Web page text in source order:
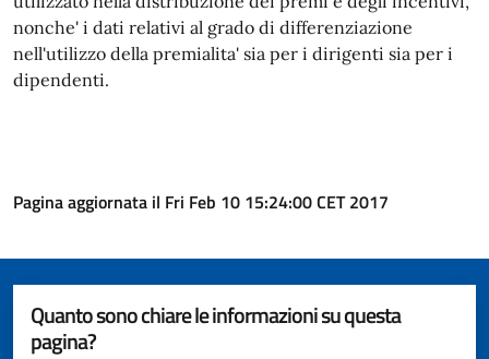
nonche' i dati relativi al grado di differenziazione
nell'utilizzo della premialita' sia per i dirigenti sia per i
dipendenti.
Pagina aggiornata il Fri Feb 10 15:24:00 CET 2017
Quanto sono chiare le informazioni su questa
pagina?